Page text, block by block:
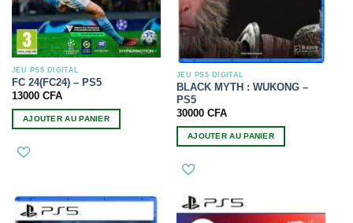
JEU PS5 DIGITAL
FC 24(FC24) – PS5
13000 CFA
AJOUTER AU PANIER
JEU PS5 DIGITAL
BLACK MYTH : WUKONG –
PS5
30000 CFA
AJOUTER AU PANIER